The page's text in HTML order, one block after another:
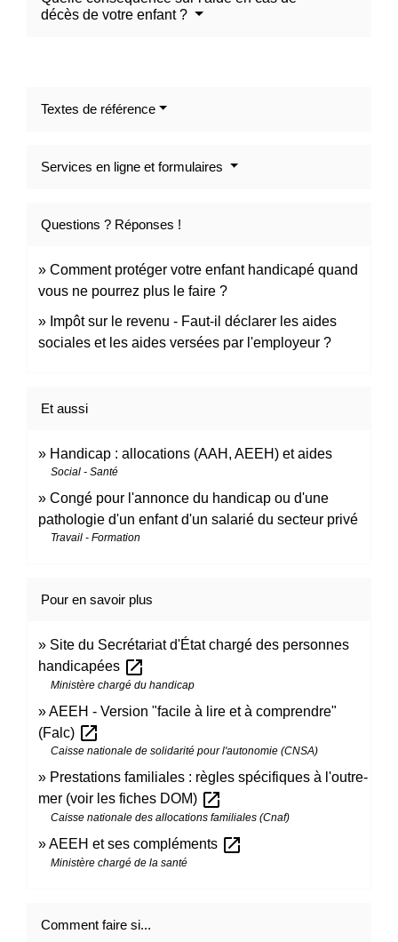
décès de votre enfant ?
Textes de référence
Services en ligne et formulaires
Questions ? Réponses !
Comment protéger votre enfant handicapé quand
vous ne pourrez plus le faire ?
Impôt sur le revenu - Faut-il déclarer les aides
sociales et les aides versées par l'employeur ?
Et aussi
Handicap : allocations (AAH, AEEH) et aides
Social - Santé
Congé pour l'annonce du handicap ou d'une
pathologie d'un enfant d'un salarié du secteur privé
Travail - Formation
Pour en savoir plus
Site du Secrétariat d'État chargé des personnes
handicapées open_in_new
Ministère chargé du handicap
AEEH - Version "facile à lire et à comprendre"
(Falc) open_in_new
Caisse nationale de solidarité pour l'autonomie (CNSA)
Prestations familiales : règles spécifiques à l'outre-
mer (voir les fiches DOM) open_in_new
Caisse nationale des allocations familiales (Cnaf)
AEEH et ses compléments open_in_new
Ministère chargé de la santé
Comment faire si...